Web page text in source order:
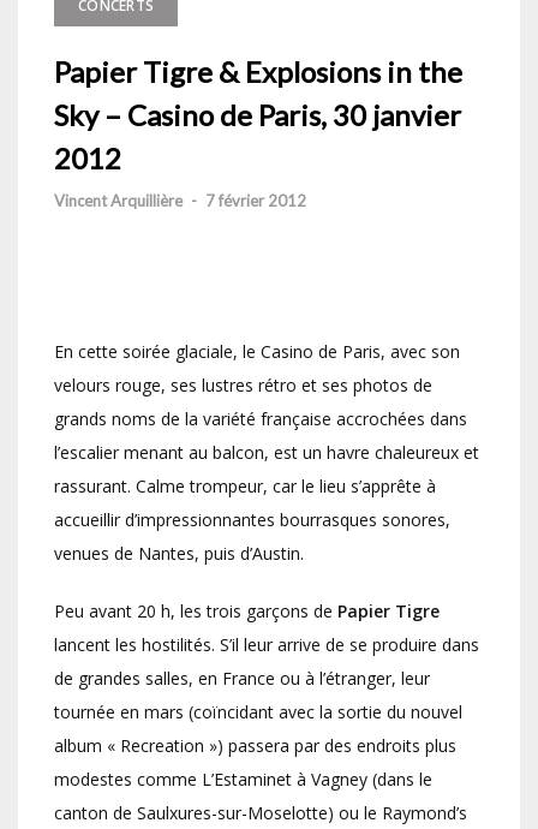
CONCERTS
Papier Tigre & Explosions in the
Sky – Casino de Paris, 30 janvier
2012
Vincent Arquillière - 7 février 2012
En cette soirée glaciale, le Casino de Paris, avec son
velours rouge, ses lustres rétro et ses photos de
grands noms de la variété française accrochées dans
l’escalier menant au balcon, est un havre chaleureux et
rassurant. Calme trompeur, car le lieu s’apprête à
accueillir d’impressionnantes bourrasques sonores,
venues de Nantes, puis d’Austin.
Peu avant 20 h, les trois garçons de Papier Tigre
lancent les hostilités. S’il leur arrive de se produire dans
de grandes salles, en France ou à l’étranger, leur
tournée en mars (coïncidant avec la sortie du nouvel
album « Recreation ») passera par des endroits plus
modestes comme L’Estaminet à Vagney (dans le
canton de Saulxures-sur-Moselotte) ou le Raymond’s